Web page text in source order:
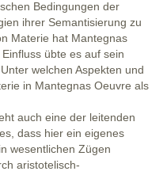
Bedingungen der
ihrer Semantisierung zu
Materie hat Mantegnas
übte es auf sein
welchen Aspekten und
in Mantegnas Oeuvre als
auch eine der leitenden
dass hier ein eigenes
wesentlichen Zügen
aristotelisch-